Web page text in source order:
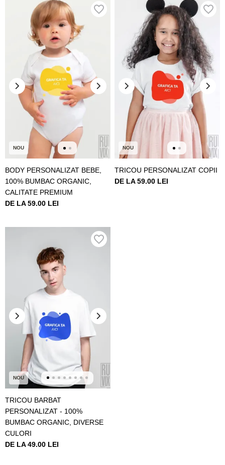
NOU
BODY PERSONALIZAT BEBE,
100% BUMBAC ORGANIC,
CALITATE PREMIUM
DE LA 59.00 LEI
NOU
TRICOU PERSONALIZAT COPII
DE LA 59.00 LEI
NOU
TRICOU BARBAT
PERSONALIZAT - 100%
BUMBAC ORGANIC, DIVERSE
CULORI
DE LA 49.00 LEI